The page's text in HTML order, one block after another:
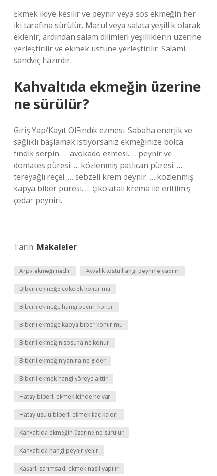
Ekmek ikiye kesilir ve peynir veya sos ekmeğin her
iki tarafına sürülür. Marul veya salata yeşillik olarak
eklenir, ardından salam dilimleri yeşilliklerin üzerine
yerleştirilir ve ekmek üstüne yerleştirilir. Salamlı
sandviç hazırdır.
Kahvaltıda ekmeğin üzerine
ne sürülür?
Giriş Yap/Kayıt OlFındık ezmesi. Sabaha enerjik ve
sağlıklı başlamak istiyorsanız ekmeğinize bolca
fındık serpin. … avokado ezmesi. … peynir ve
domates püresi. … közlenmiş patlıcan püresi. …
tereyağlı reçel. … sebzeli krem ​​peynir. … közlenmiş
kapya biber püresi. … çikolatalı krema ile eritilmiş
çedar peyniri.
Tarih: Makaleler
Arpa ekmeği nedir Ayvalık tostu hangi peynirle yapılır
Biberli ekmeğe çökelek konur mu
Biberli ekmeğe hangi peynir konur
Biberli ekmeğe kapya biber konur mu
Biberli ekmeğin sosuna ne konur
Biberli ekmeğin yanına ne gider
Biberli ekmek hangi yöreye aittir
Hatay biberli ekmek içinde ne var
Hatay usulü biberli ekmek kaç kalori
Kahvaltıda ekmeğin üzerine ne sürülür
Kahvaltıda hangi peynir yenir
Kaşarlı sarımsaklı ekmek nasıl yapılır